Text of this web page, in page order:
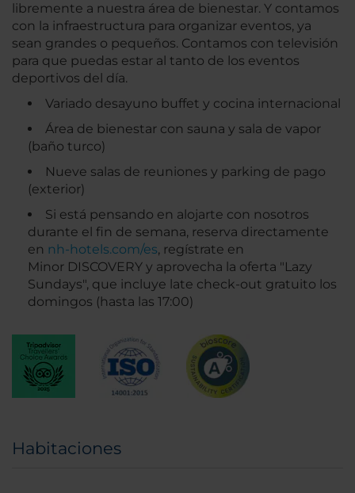
libremente a nuestra área de bienestar. Y contamos
con la infraestructura para organizar eventos, ya
sean grandes o pequeños. Contamos con televisión
para que puedas estar al tanto de los eventos
deportivos del día.
Variado desayuno buffet y cocina internacional
Área de bienestar con sauna y sala de vapor
(baño turco)
Nueve salas de reuniones y parking de pago
(exterior)
Si está pensando en alojarte con nosotros
durante el fin de semana, reserva directamente
en nh-hotels.com/es, regístrate en
Minor DISCOVERY y aprovecha la oferta "Lazy
Sundays", que incluye late check-out gratuito los
domingos (hasta las 17:00)
Habitaciones